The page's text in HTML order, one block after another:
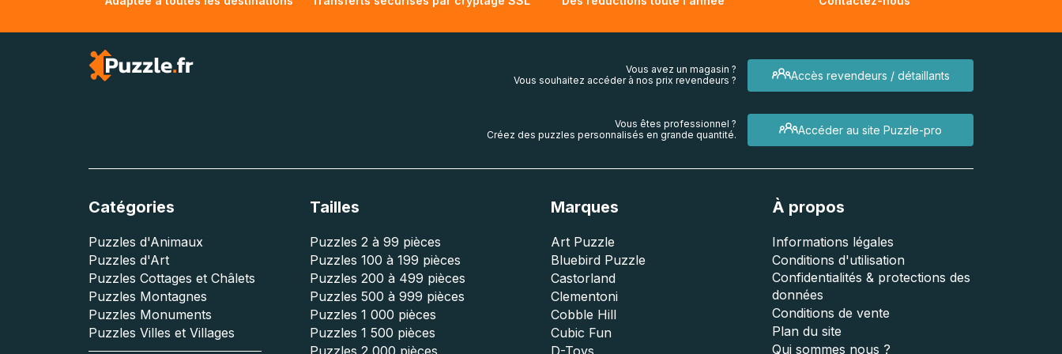
Accès revendeurs / détaillants
Vous avez un magasin ?
Vous souhaitez accéder à nos prix revendeurs ?
Accéder au site Puzzle-pro
Vous êtes professionnel ?
Créez des puzzles personnalisés en grande quantité.
Catégories
Puzzles d'Animaux
Puzzles d'Art
Puzzles Cottages et Châlets
Puzzles Montagnes
Puzzles Monuments
Puzzles Villes et Villages
Tailles
Puzzles 2 à 99 pièces
Puzzles 100 à 199 pièces
Puzzles 200 à 499 pièces
Puzzles 500 à 999 pièces
Puzzles 1 000 pièces
Puzzles 1 500 pièces
Puzzles 2 000 pièces
Marques
Art Puzzle
Bluebird Puzzle
Castorland
Clementoni
Cobble Hill
Cubic Fun
D-Toys
À propos
Informations légales
Conditions d'utilisation
Confidentialités & protections des
données
Conditions de vente
Plan du site
Qui sommes nous ?